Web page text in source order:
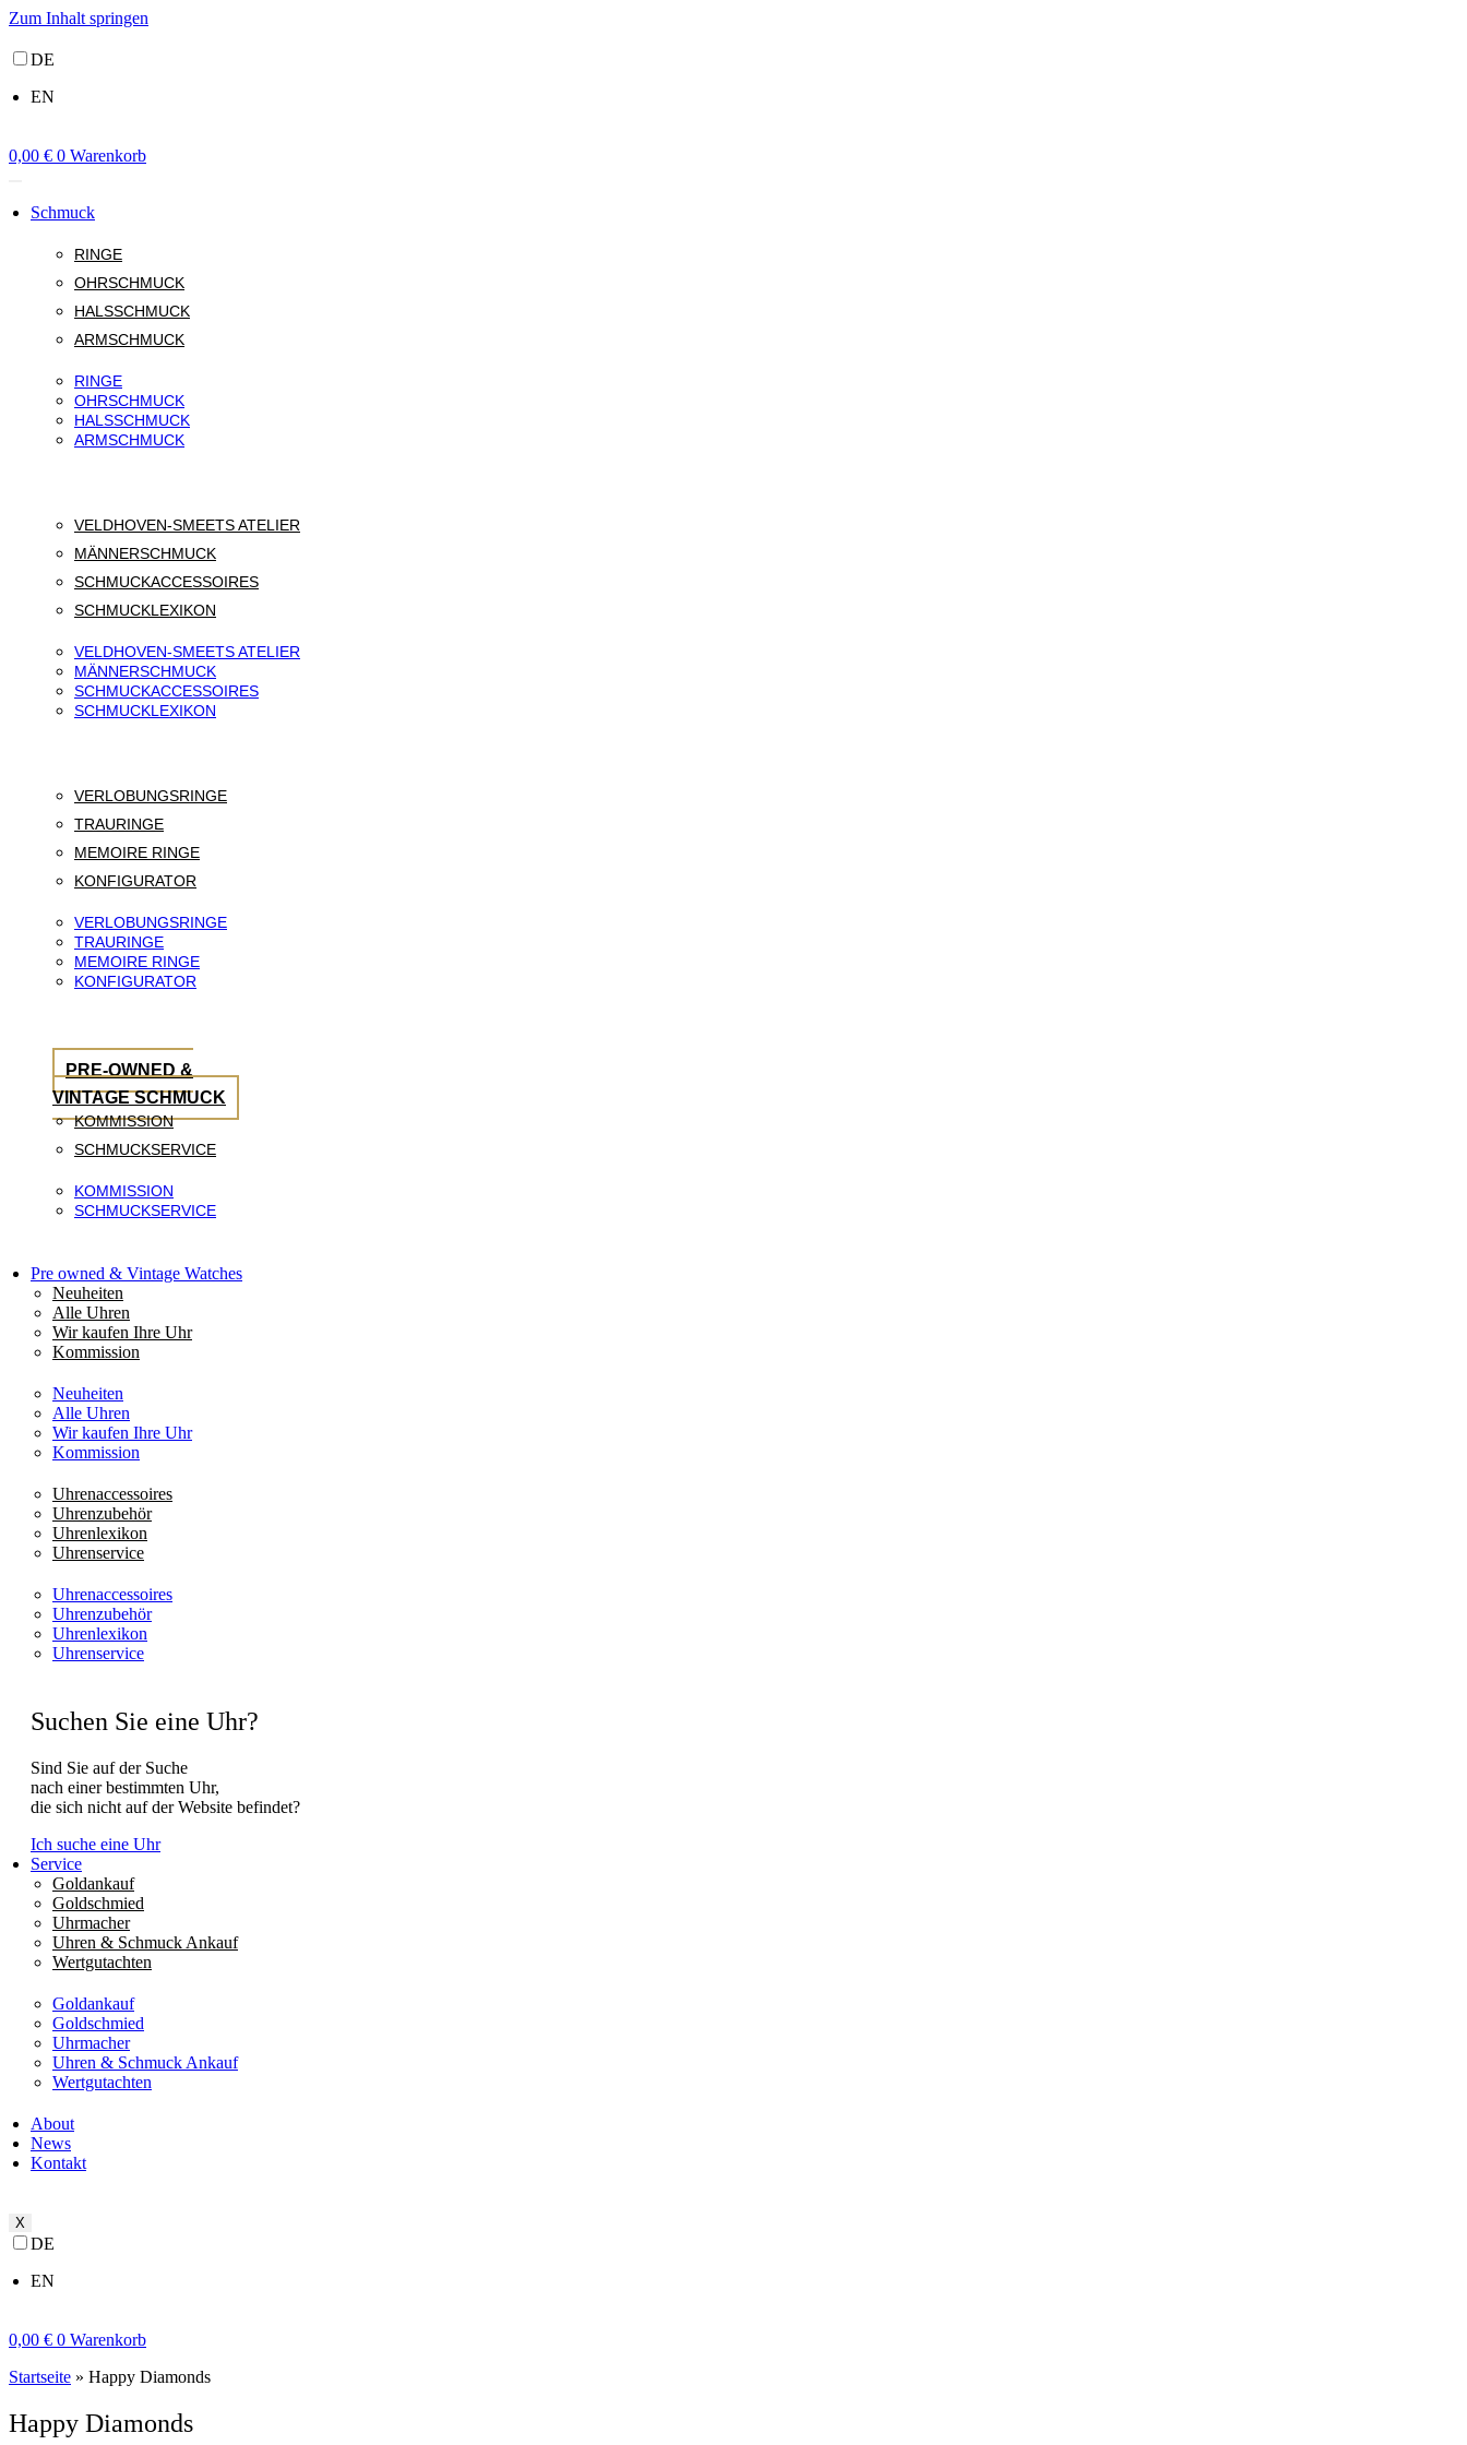
Zum Inhalt springen
DE
EN
0,00 € 0 Warenkorb
Schmuck
RINGE
OHRSCHMUCK
HALSSCHMUCK
ARMSCHMUCK
RINGE
OHRSCHMUCK
HALSSCHMUCK
ARMSCHMUCK
VELDHOVEN-SMEETS ATELIER
MÄNNERSCHMUCK
SCHMUCKACCESSOIRES
SCHMUCKLEXIKON
VELDHOVEN-SMEETS ATELIER
MÄNNERSCHMUCK
SCHMUCKACCESSOIRES
SCHMUCKLEXIKON
VERLOBUNGSRINGE
TRAURINGE
MEMOIRE RINGE
KONFIGURATOR
VERLOBUNGSRINGE
TRAURINGE
MEMOIRE RINGE
KONFIGURATOR
PRE-OWNED &
VINTAGE SCHMUCK
KOMMISSION
SCHMUCKSERVICE
KOMMISSION
SCHMUCKSERVICE
Pre owned & Vintage Watches
Neuheiten
Alle Uhren
Wir kaufen Ihre Uhr
Kommission
Neuheiten
Alle Uhren
Wir kaufen Ihre Uhr
Kommission
Uhrenaccessoires
Uhrenzubehör
Uhrenlexikon
Uhrenservice
Uhrenaccessoires
Uhrenzubehör
Uhrenlexikon
Uhrenservice
Suchen Sie eine Uhr?
Sind Sie auf der Suche
nach einer bestimmten Uhr,
die sich nicht auf der Website befindet?
Ich suche eine Uhr
Service
Goldankauf
Goldschmied
Uhrmacher
Uhren & Schmuck Ankauf
Wertgutachten
Goldankauf
Goldschmied
Uhrmacher
Uhren & Schmuck Ankauf
Wertgutachten
About
News
Kontakt
X
DE
EN
0,00 € 0 Warenkorb
Startseite » Happy Diamonds
Happy Diamonds